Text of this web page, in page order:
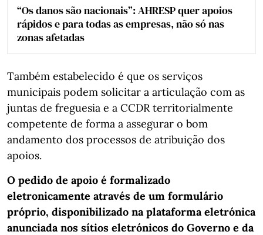
“Os danos são nacionais”: AHRESP quer apoios
rápidos e para todas as empresas, não só nas
zonas afetadas
Também estabelecido é que os serviços
municipais podem solicitar a articulação com as
juntas de freguesia e a CCDR territorialmente
competente de forma a assegurar o bom
andamento dos processos de atribuição dos
apoios.
O pedido de apoio é formalizado
eletronicamente através de um formulário
próprio, disponibilizado na plataforma eletrónica
anunciada nos sítios eletrónicos do Governo e da